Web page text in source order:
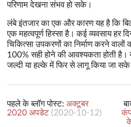
परिणाम देखना संभव हो सके।
लंबे इंतजार का एक और कारण यह है कि
एक महत्वपूर्ण हिस्सा है। कई व्यवसाय हर
चिकित्सा उपकरणों का निर्माण करने वालों
100% सही होने की आवश्यकता होती है।
जल्दी या हल्के में फिर से लागू किया जा
पहले के ब्लॉग पोस्ट: अक्टूबर
2020 अपडेट (2020-10-12)